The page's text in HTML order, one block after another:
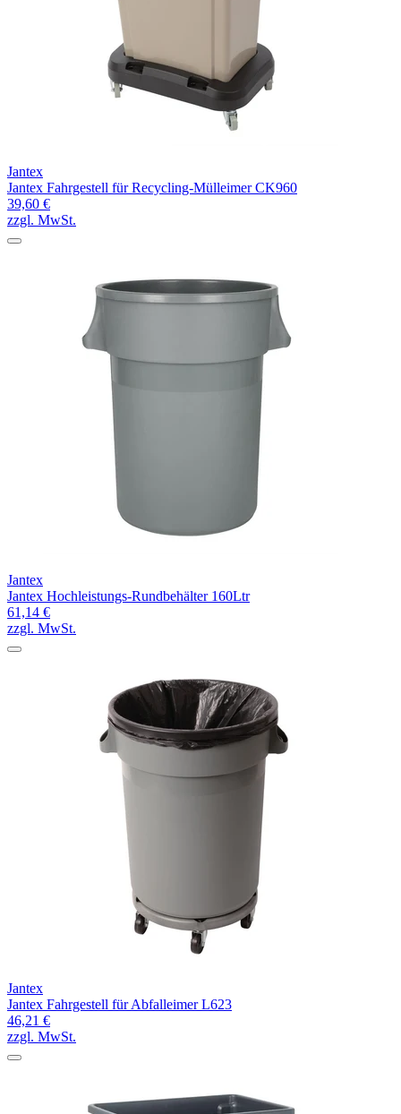
Jantex
Jantex Fahrgestell für Recycling-Mülleimer CK960
39,60 €
zzgl. MwSt.
Jantex
Jantex Hochleistungs-Rundbehälter 160Ltr
61,14 €
zzgl. MwSt.
Jantex
Jantex Fahrgestell für Abfalleimer L623
46,21 €
zzgl. MwSt.